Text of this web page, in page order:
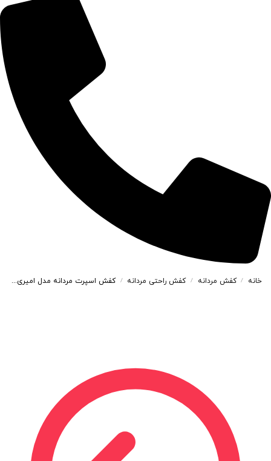
خانه / کفش مردانه / کفش راحتی مردانه / کفش اسپرت مردانه مدل امیری AMIRI رنگ مشکی طوسی کد 43124